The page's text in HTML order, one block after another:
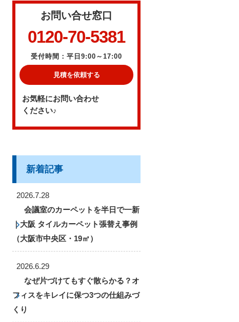
お問い合せ窓口
0120-70-5381
受付時間：平日9:00～17:00
見積を依頼する
お気軽にお問い合わせ
ください♪
新着記事
2026.7.28
会議室のカーペットを半日で一新
｜大阪 タイルカーペット張替え事例
（大阪市中央区・19㎡）
2026.6.29
なぜ片づけてもすぐ散らかる？オ
フィスをキレイに保つ3つの仕組みづ
くり